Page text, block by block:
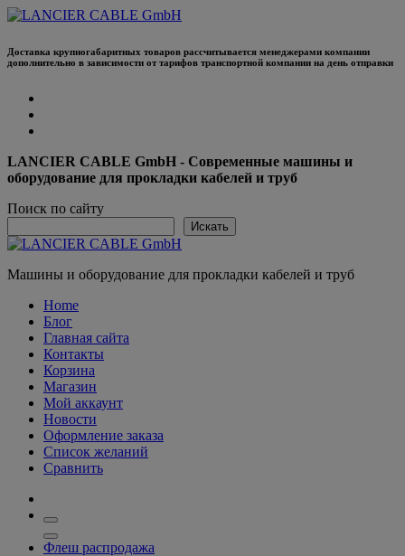
Перейти
содержанию
Доставка крупногабаритных товаров рассчитывается менеджерами компании
дополнительно в зависимости от тарифов транспортной компании на день отправки
LANCIER CABLE GmbH - Современные машины и
оборудование для прокладки кабелей и труб
Поиск по сайту
Искать
Машины и оборудование для прокладки кабелей и труб
Home
Блог
Главная сайта
Контакты
Корзина
Магазин
Мой аккаунт
Новости
Оформление заказа
Список желаний
Сравнить
Флеш распродажа